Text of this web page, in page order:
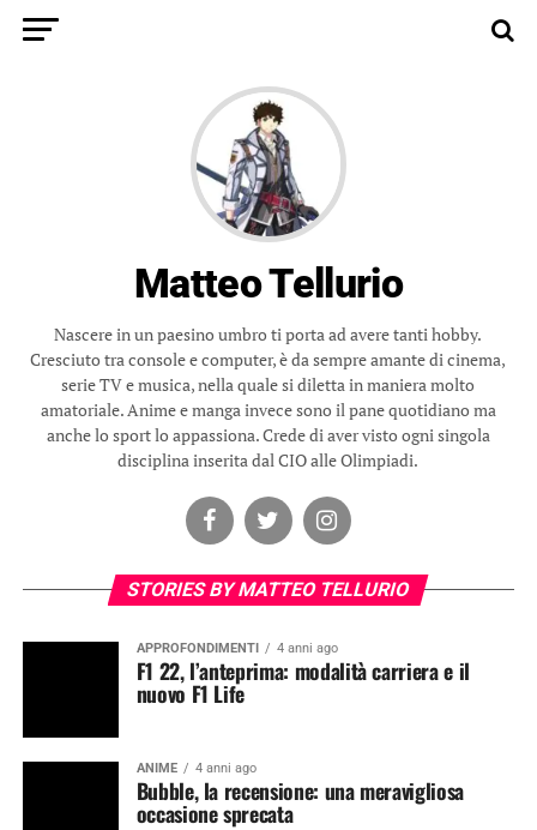
Matteo Tellurio
Nascere in un paesino umbro ti porta ad avere tanti hobby.
Cresciuto tra console e computer, è da sempre amante di cinema,
serie TV e musica, nella quale si diletta in maniera molto
amatoriale. Anime e manga invece sono il pane quotidiano ma
anche lo sport lo appassiona. Crede di aver visto ogni singola
disciplina inserita dal CIO alle Olimpiadi.
STORIES BY MATTEO TELLURIO
APPROFONDIMENTI 4 anni ago
F1 22, l’anteprima: modalità carriera e il
nuovo F1 Life
ANIME 4 anni ago
Bubble, la recensione: una meravigliosa
occasione sprecata